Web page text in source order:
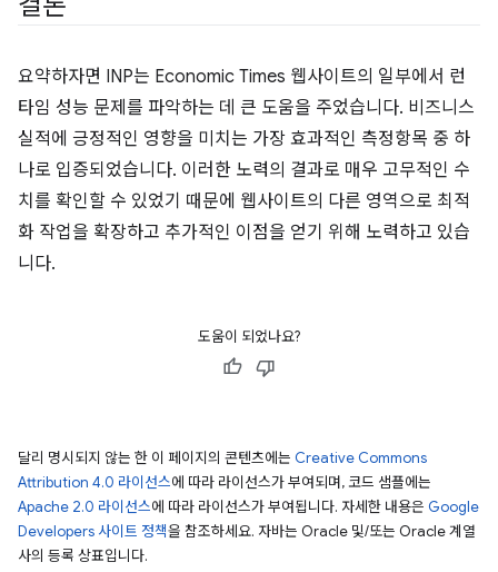
요약하자면 INP는 Economic Times 웹사이트의 일부에서 런
타임 성능 문제를 파악하는 데 큰 도움을 주었습니다. 비즈니스
실적에 긍정적인 영향을 미치는 가장 효과적인 측정항목 중 하
나로 입증되었습니다. 이러한 노력의 결과로 매우 고무적인 수
치를 확인할 수 있었기 때문에 웹사이트의 다른 영역으로 최적
화 작업을 확장하고 추가적인 이점을 얻기 위해 노력하고 있습
니다.
도움이 되었나요?
달리 명시되지 않는 한 이 페이지의 콘텐츠에는 Creative Commons
Attribution 4.0 라이선스에 따라 라이선스가 부여되며, 코드 샘플에는
Apache 2.0 라이선스에 따라 라이선스가 부여됩니다. 자세한 내용은 Google
Developers 사이트 정책을 참조하세요. 자바는 Oracle 및/또는 Oracle 계열
사의 등록 상표입니다.